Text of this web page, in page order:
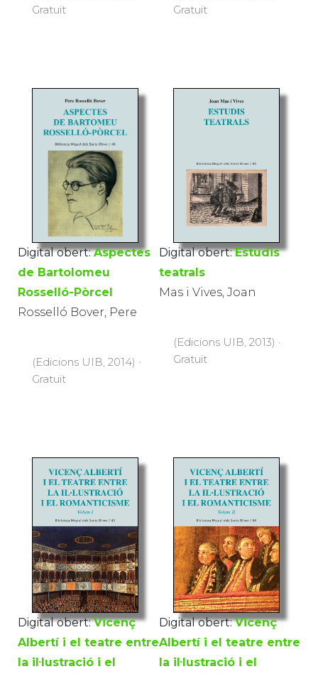
Gratuït
Gratuït
Digital obert: Aspectes
de Bartolomeu
Rosselló-Pòrcel
Rosselló Bover, Pere
(Edicions UIB, 2014) ·
Gratuït
Digital obert: Estudis
teatrals
Mas i Vives, Joan
(Edicions UIB, 2013) ·
Gratuït
Digital obert: Vicenç
Albertí i el teatre entre
la il·lustració i el
Digital obert: Vicenç
Albertí i el teatre entre
la il·lustració i el